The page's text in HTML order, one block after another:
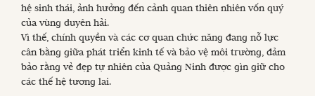
hệ sinh thái, ảnh hưởng đến cảnh quan thiên nhiên vốn quý
của vùng duyên hải.
Vì thế, chính quyền và các cơ quan chức năng đang nỗ lực
cân bằng giữa phát triển kinh tế và bảo vệ môi trường, đảm
bảo rằng vẻ đẹp tự nhiên của Quảng Ninh được gìn giữ cho
các thế hệ tương lai.